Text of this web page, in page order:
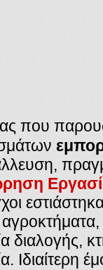
που
διαλογής,
Ιδιαίτερη